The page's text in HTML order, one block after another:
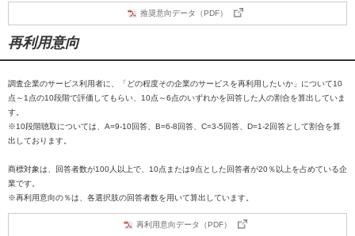
推奨意向データ（PDF）
再利用意向
調査企業のサービス利用者に、「どの程度その企業のサービスを再利用したいか」について10
点～1点の10段階で評価してもらい、10点～6点のいずれかを回答した人の割合を算出していま
す。
※10段階聴取については、A=9-10回答、B=6-8回答、C=3-5回答、D=1-2回答として割合を算
出しております。
商標対象は、回答者数が100人以上で、10点または9点とした回答者が20％以上を占めている企
業です。
※再利用意向の％は、各選択肢の回答者数を用いて算出しています。
再利用意向データ（PDF）